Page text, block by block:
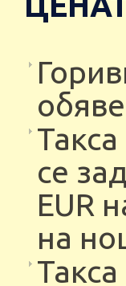
се
EUR
на